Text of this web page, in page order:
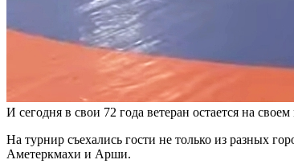
И сегодня в свои 72 года ветеран остается на
На турнир съехались гости не только из разных
Аметеркмахи и Арши.